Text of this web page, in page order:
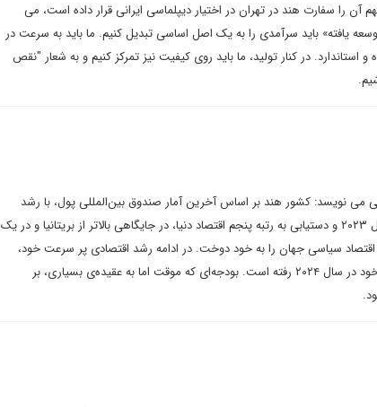
را سفارت هند در تهران در اختیار دیپلماسی ایرانی قرار داده است، می
یافته» باید سرآمدی را به یک اصل اساسی تبدیل کنیم. ما باید به سرعت در
در کنار تولید، ما باید روی کیفیت نیز تمرکز کنیم و به شعار "نقص
می نویسد: کشور هند بر اساس آخرین آمار صندوق بین‌المللی پول، با رشد
مثبت هفت درصدی تولید ناخالص ملی در سال ۲۰۲۳ و دستیابی به رتبه پنجم اقتصاد دنیا، در جایگاهی بالاتر از بریتانیا و در یک
سیاسی جهان را به خود دوخت. در ادامه رشد اقتصادی پر سرعت خود،
کشور هند در هفته‌ی جاری به استقبال بودجه خود در سال ۲۰۲۴ رفته است. بودجه‌ای که موقت اما به عقیده‌ی بسیاری، بر